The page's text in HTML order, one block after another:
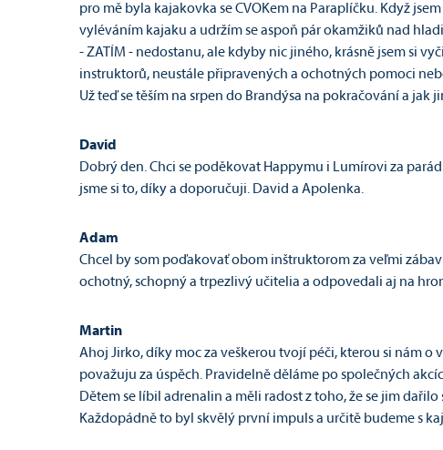
pro mě byla kajakovka se CVOKem na Paraplíčku. Když
vyléváním kajaku a udržím se aspoň pár okamžiků nad
- ZATÍM - nedostanu, ale kdyby nic jiného, krásně jsem si
instruktorů, neustále připravených a ochotných pomoci
Už teď se těším na srpen do Brandýsa na pokračování a jak
David
Dobrý den. Chci se poděkovat Happymu i Lumírovi za
jsme si to, díky a doporučuji. David a Apolenka.
Adam
Chcel by som poďakovať obom inštruktorom za veľmi
ochotný, schopný a trpezlivý učitelia a odpovedali aj na
Martin
Ahoj Jirko, díky moc za veškerou tvojí péči, kterou si nám
považuju za úspěch. Pravidelně děláme po společných
Dětem se líbil adrenalin a měli radost z toho, že se jim
Každopádně to byl skvělý první impuls a určitě budeme s